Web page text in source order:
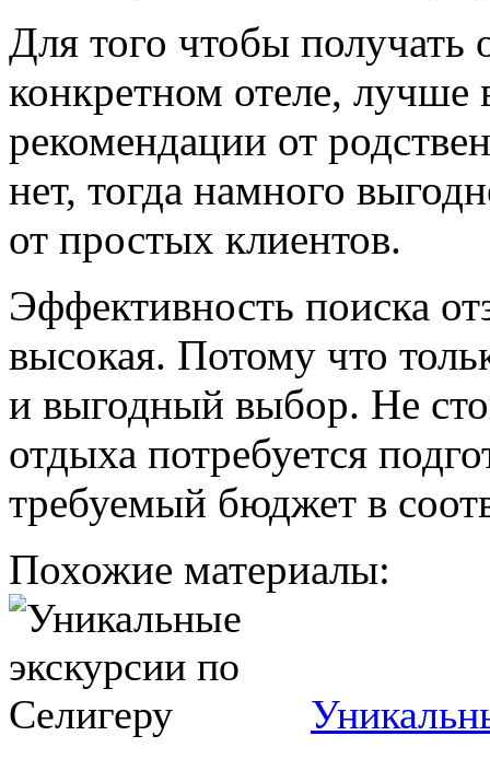
Для того чтобы
конкретном отеле, лучше
рекомендации от
нет, тогда намного
от простых клиентов.
Эффективность поиска
высокая. Потому что
и выгодный выбор. Не
отдыха потребуется
требуемый бюджет в
Похожие материалы: